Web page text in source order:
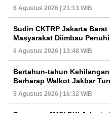
6 Agustus 2026 | 21:13 WIB
Sudin CKTRP Jakarta
Masyarakat Diimbau
6 Agustus 2026 | 13:48 WIB
Bertahun-tahun
Berharap Walkot Jakbar
5 Agustus 2026 | 16:32 WIB